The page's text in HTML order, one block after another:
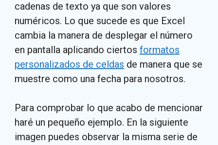
cadenas de texto ya que son valores
numéricos. Lo que sucede es que Excel
cambia la manera de desplegar el número
en pantalla aplicando ciertos formatos
personalizados de celdas de manera que se
muestre como una fecha para nosotros.
Para comprobar lo que acabo de mencionar
haré un pequeño ejemplo. En la siguiente
imagen puedes observar la misma serie de